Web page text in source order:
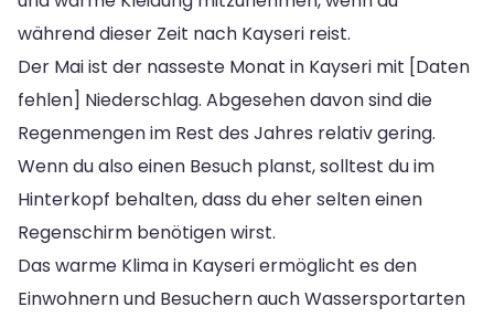
während dieser Zeit nach Kayseri reist.
Der Mai ist der nasseste Monat in Kayseri mit [Daten
fehlen] Niederschlag. Abgesehen davon sind die
Regenmengen im Rest des Jahres relativ gering.
Wenn du also einen Besuch planst, solltest du im
Hinterkopf behalten, dass du eher selten einen
Regenschirm benötigen wirst.
Das warme Klima in Kayseri ermöglicht es den
Einwohnern und Besuchern auch Wassersportarten